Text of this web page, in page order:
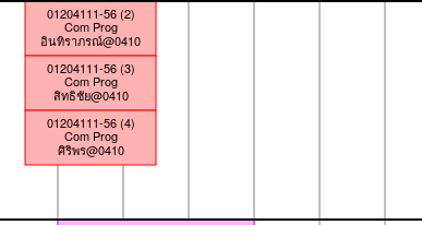
01204111-56 (2)
Com Prog
อินทิราภรณ์@0410
01204111-56 (3)
Com Prog
สิทธิชัย@0410
01204111-56 (4)
Com Prog
ศิริพร@0410